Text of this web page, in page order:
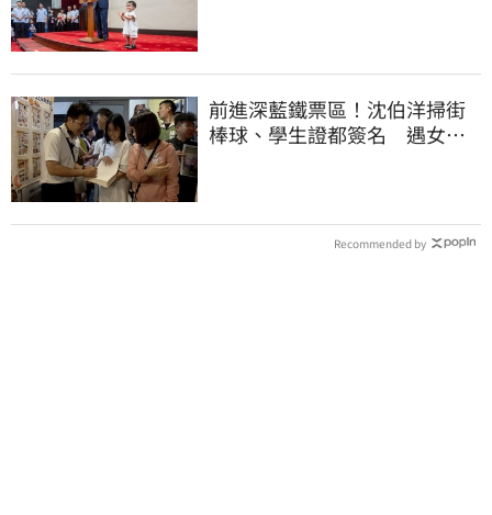
前進深藍鐵票區！沈伯洋掃街
棒球、學生證都簽名 遇女子
Recommended by